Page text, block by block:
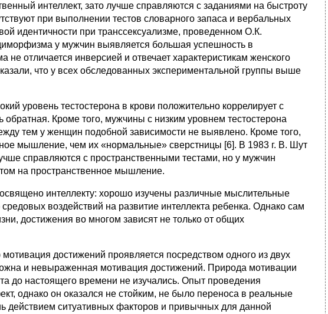
интеллект, зато лучше справляются с заданиями на быстроту
при выполнении тестов словарного запаса и вербальных
идентичности при транссексуализме, проведенном О.К.
у мужчин выявляется большая успешность в
отличается инверсией и отвечает характеристикам женского
что у всех обследованных экспериментальной группы выше
уровень тестостерона в крови положительно коррелирует с
Кроме того, мужчины с низким уровнем тестостерона
тем у женщин подобной зависимости не выявлено. Кроме того,
мышление, чем их «нормальные» сверстницы [6]. В 1983 г. В. Шут
справляются с пространственными тестами, но у мужчин
на пространственное мышление.
интеллекту: хорошо изучены различные мыслительные
воздействий на развитие интеллекта ребенка. Однако сам
достижения во многом зависят не только от общих
достижений проявляется посредством одного из двух
и невыраженная мотивация достижений. Природа мотивации
до настоящего времени не изучались. Опыт проведения
однако он оказался не стойким, не было переноса в реальные
действием ситуативных факторов и привычных для данной